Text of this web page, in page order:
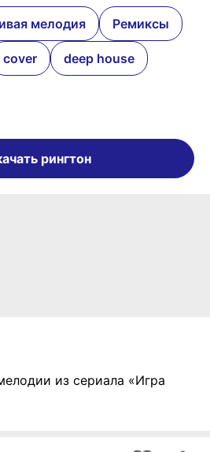
мелодия Ремиксы
cover deep house
рингтон
из сериала «Игра